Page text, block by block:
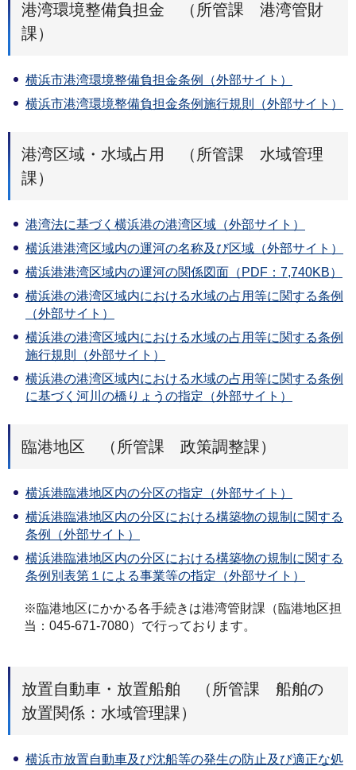
港湾環境整備負担金 （所管課 港湾管財
課）
横浜市港湾環境整備負担金条例（外部サイト）
横浜市港湾環境整備負担金条例施行規則（外部サイト）
港湾区域・水域占用 （所管課 水域管理
課）
港湾法に基づく横浜港の港湾区域（外部サイト）
横浜港港湾区域内の運河の名称及び区域（外部サイト）
横浜港港湾区域内の運河の関係図面（PDF：7,740KB）
横浜港の港湾区域内における水域の占用等に関する条例
（外部サイト）
横浜港の港湾区域内における水域の占用等に関する条例
施行規則（外部サイト）
横浜港の港湾区域内における水域の占用等に関する条例
に基づく河川の橋りょうの指定（外部サイト）
臨港地区 （所管課 政策調整課）
横浜港臨港地区内の分区の指定（外部サイト）
横浜港臨港地区内の分区における構築物の規制に関する
条例（外部サイト）
横浜港臨港地区内の分区における構築物の規制に関する
条例別表第１による事業等の指定（外部サイト）
※臨港地区にかかる各手続きは港湾管財課（臨港地区担
当：045-671-7080）で行っております。
放置自動車・放置船舶 （所管課 船舶の
放置関係：水域管理課）
横浜市放置自動車及び沈船等の発生の防止及び適正な処